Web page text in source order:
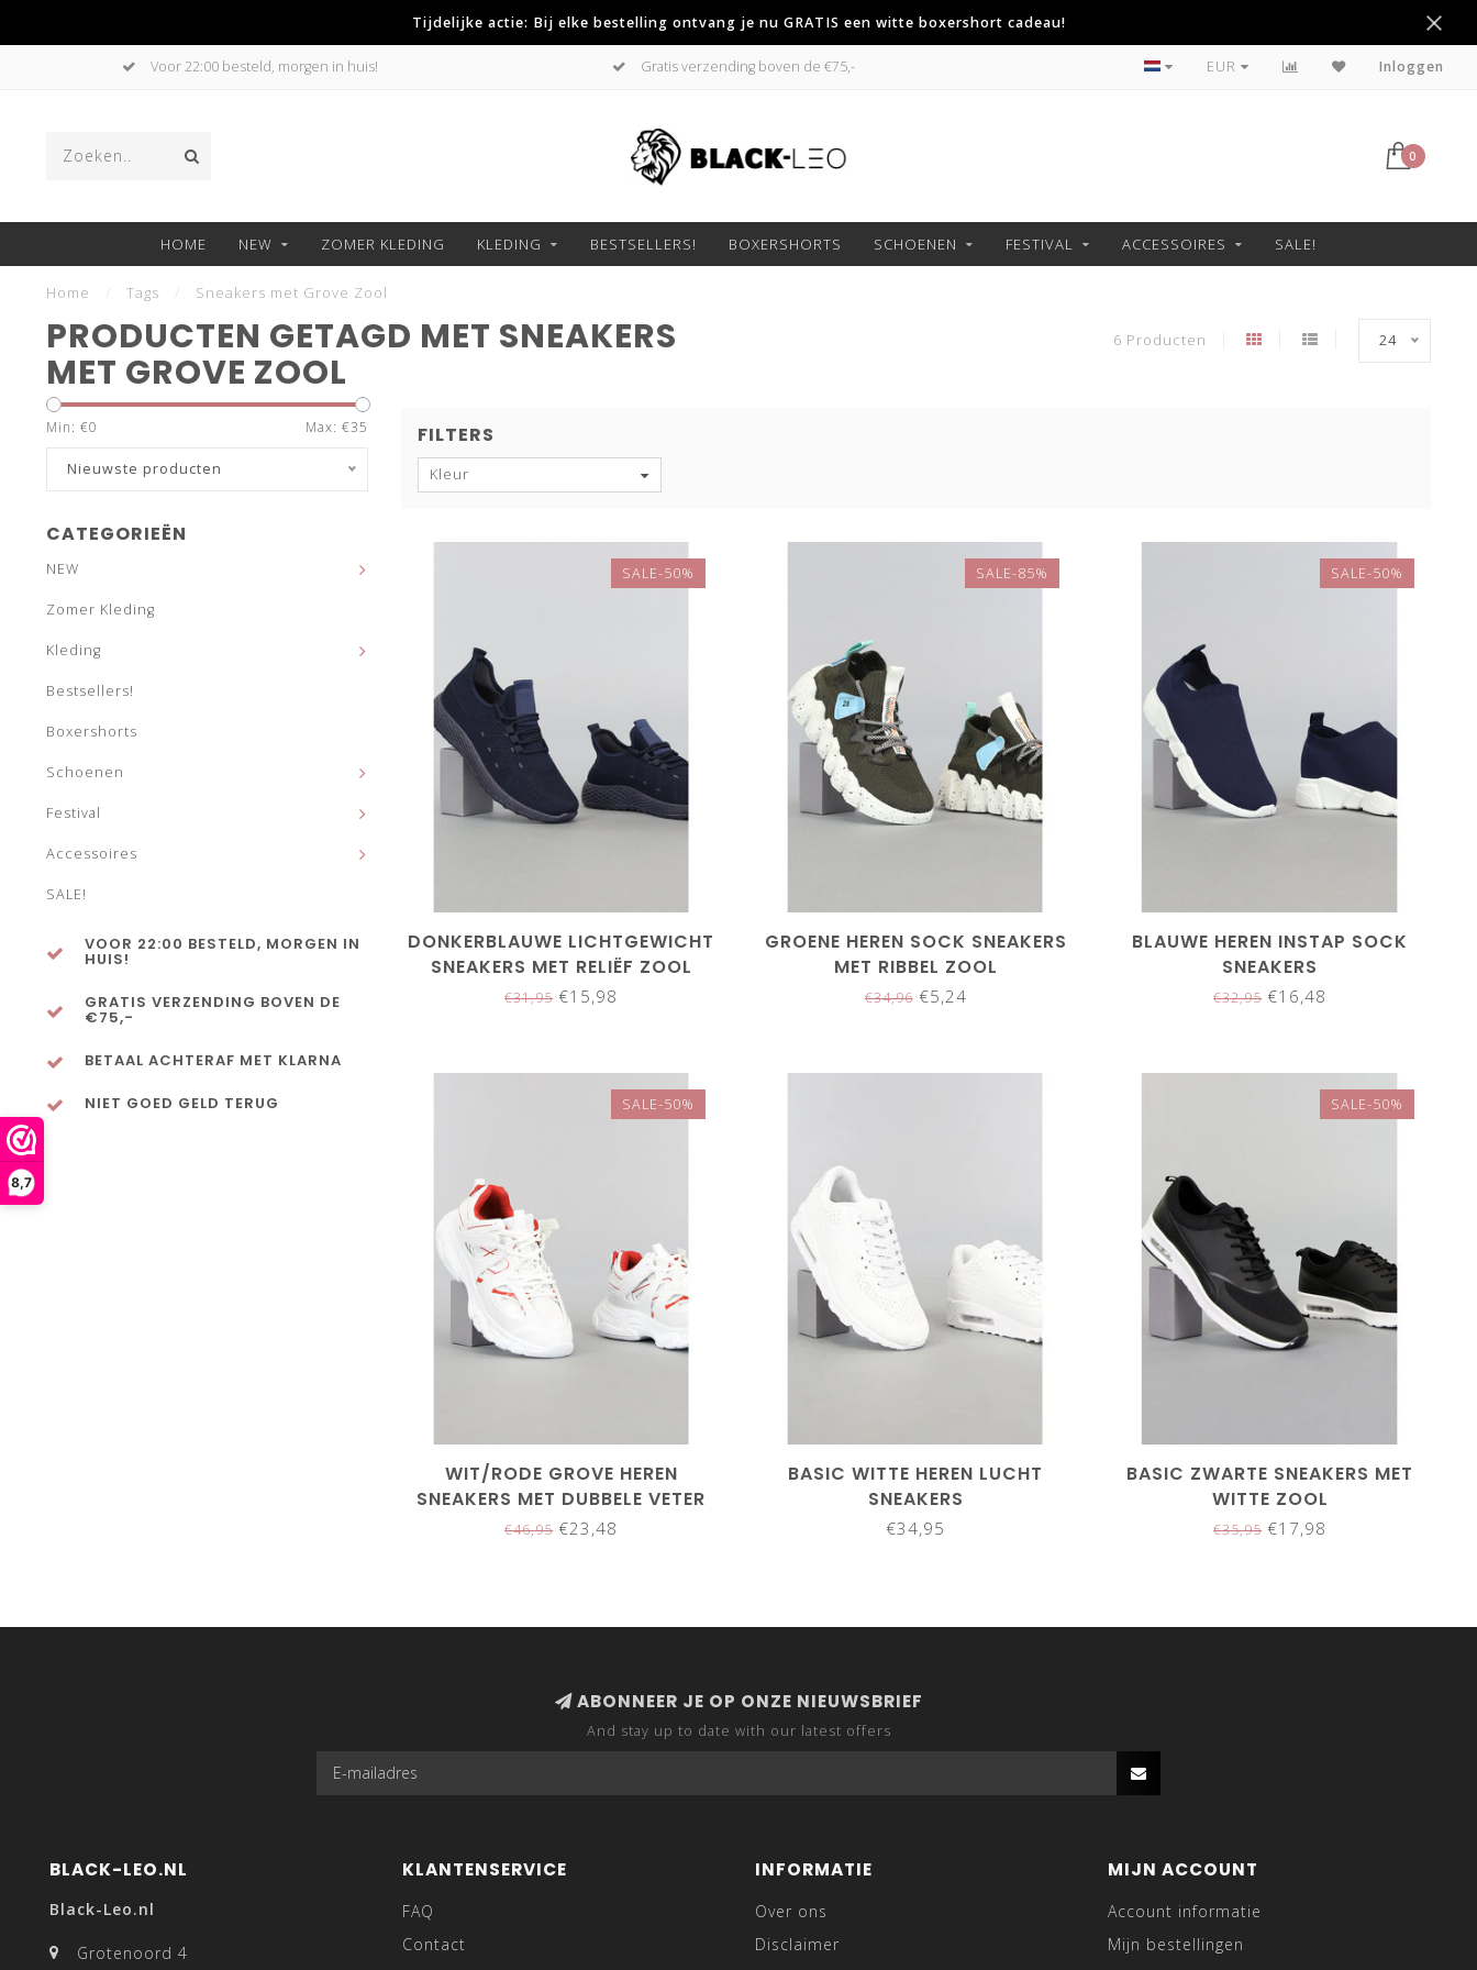
8,7
Tijdelijke actie: Bij elke bestelling ontvang je nu GRATIS een witte boxershort cadeau!
Voor 22:00 besteld, morgen in huis! Gratis verzending boven de €75,- Betaal achteraf met Klarna
EUR Inloggen
0
HOME NEW ZOMER KLEDING KLEDING BESTSELLERS! BOXERSHORTS SCHOENEN FESTIVAL ACCESSOIRES SALE!
Home Tags Sneakers met Grove Zool
PRODUCTEN GETAGD MET SNEAKERS
MET GROVE ZOOL
6 Producten 24
Min: €0 Max: €35
Nieuwste producten
CATEGORIEËN
NEW
Zomer Kleding
Kleding
Bestsellers!
Boxershorts
Schoenen
Festival
Accessoires
SALE!
VOOR 22:00 BESTELD, MORGEN IN
HUIS!
GRATIS VERZENDING BOVEN DE
€75,-
BETAAL ACHTERAF MET KLARNA
NIET GOED GELD TERUG
FILTERS
Kleur
SALE-50%
DONKERBLAUWE LICHTGEWICHT
SNEAKERS MET RELIËF ZOOL
€31,95€15,98
SALE-85%
GROENE HEREN SOCK SNEAKERS
MET RIBBEL ZOOL
€34,96€5,24
SALE-50%
BLAUWE HEREN INSTAP SOCK
SNEAKERS
€32,95€16,48
SALE-50%
WIT/RODE GROVE HEREN
SNEAKERS MET DUBBELE VETER
€46,95€23,48
BASIC WITTE HEREN LUCHT
SNEAKERS
€34,95
SALE-50%
BASIC ZWARTE SNEAKERS MET
WITTE ZOOL
€35,95€17,98
ABONNEER JE OP ONZE NIEUWSBRIEF
And stay up to date with our latest offers
BLACK-LEO.NL
Black-Leo.nl
Grotenoord 4
KLANTENSERVICE
FAQ
Contact
INFORMATIE
Over ons
Disclaimer
MIJN ACCOUNT
Account informatie
Mijn bestellingen